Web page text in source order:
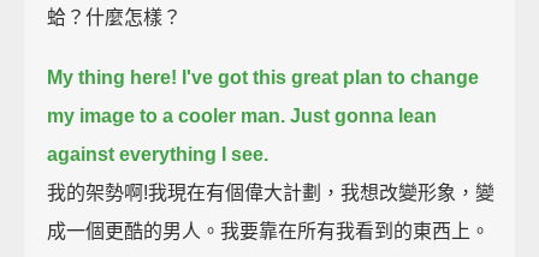
蛤？什麼怎樣？
My thing here! I've got this great plan to change
my image to a cooler man. Just gonna lean
against everything I see.
我的架勢啊!我現在有個偉大計劃，我想改變形象，變
成一個更酷的男人。我要靠在所有我看到的東西上。